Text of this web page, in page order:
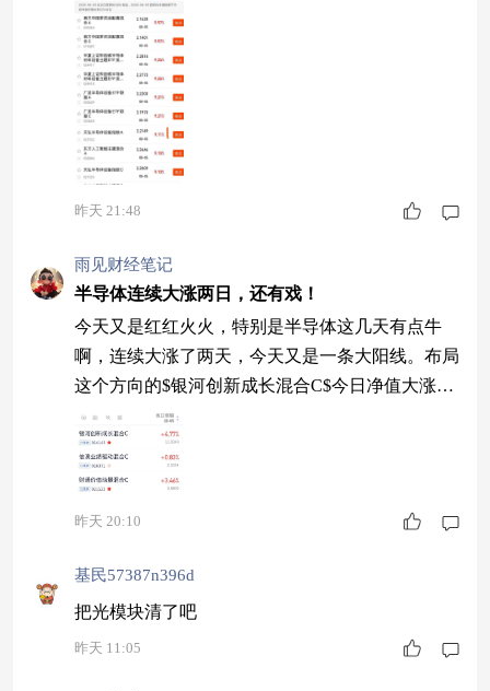
昨天 21:48
雨见财经笔记
半导体连续大涨两日，还有戏！
今天又是红红火火，特别是半导体这几天有点牛
啊，连续大涨了两天，今天又是一条大阳线。布局
这个方向的$银河创新成长混合C$今日净值大涨了
4.77%，太牛了，我看这波还没结束，继续加油
吧！ $信澳业绩驱动混合C$今天+0.83%； $财通价
值动量混合C$今天+3.46% #传美国拟禁进口中国
昨天 20:10
基民57387n396d
把光模块清了吧
昨天 11:05